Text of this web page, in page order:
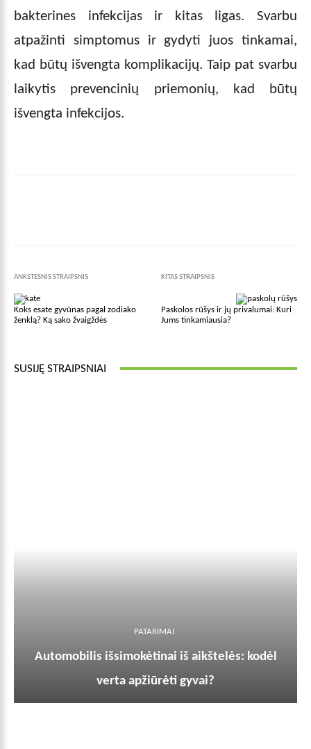
bakterines infekcijas ir kitas ligas. Svarbu
atpažinti simptomus ir gydyti juos tinkamai,
kad būtų išvengta komplikacijų. Taip pat svarbu
laikytis prevencinių priemonių, kad būtų
išvengta infekcijos.
ANKSTESNIS STRAIPSNIS
Koks esate gyvūnas pagal zodiako
ženklą? Ką sako žvaigždės
KITAS STRAIPSNIS
Paskolos rūšys ir jų privalumai: Kuri
Jums tinkamiausia?
SUSIJĘ STRAIPSNIAI
PATARIMAI
Automobilis išsimokėtinai iš aikštelės: kodėl
verta apžiūrėti gyvai?